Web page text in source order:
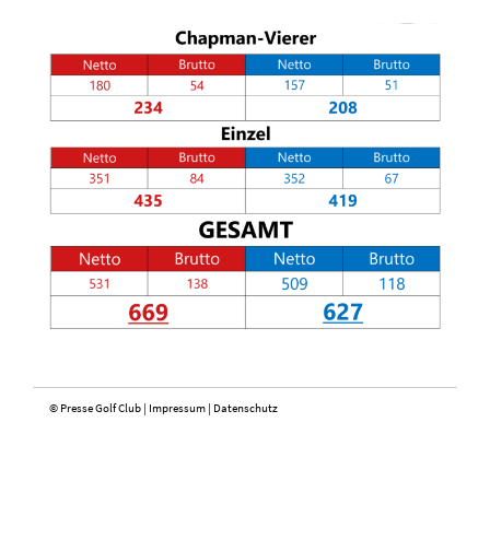
© Presse Golf Club | Impressum | Datenschutz